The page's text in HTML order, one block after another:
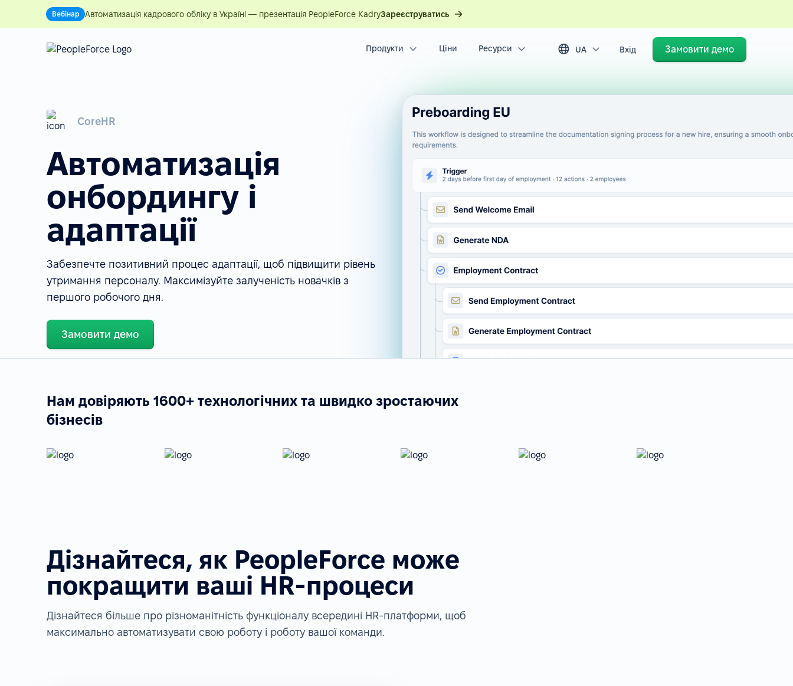
Вебінар Автоматизація кадрового обліку в Україні — презентація PeopleForce KadryЗареєструватись
Продукти Ціни Ресурси UA Вхід Замовити демо
CoreHR
Автоматизація
онбордингу і
адаптації
Забезпечте позитивний процес адаптації, щоб підвищити рівень
утримання персоналу. Максимізуйте залученість новачків з
першого робочого дня.
Замовити демо
Нам довіряють 1600+ технологічних та швидко зростаючих
бізнесів
Дізнайтеся, як PeopleForce може
покращити ваші HR-процеси
Дізнайтеся більше про різноманітність функціоналу всередині HR-платформи, щоб
максимально автоматизувати свою роботу і роботу вашої команди.